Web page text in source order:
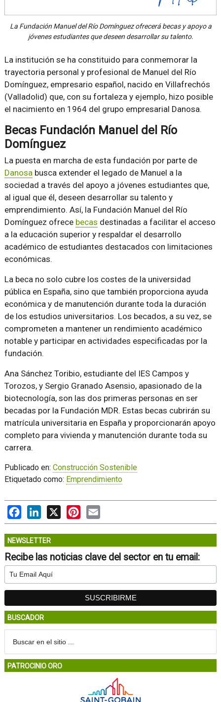
La Fundación Manuel del Río Domínguez ofrecerá becas y apoyo a
jóvenes estudiantes que deseen desarrollar su talento.
La institución se ha constituido para conmemorar la
trayectoria personal y profesional de Manuel del Río
Domínguez, empresario español, nacido en Villafrechós
(Valladolid) que, con su fortaleza y ejemplo, hizo posible
el nacimiento en 1964 del grupo empresarial Danosa.
Becas Fundación Manuel del Río
Domínguez
La puesta en marcha de esta fundación por parte de
Danosa busca extender el legado de Manuel a la
sociedad a través del apoyo a jóvenes estudiantes que,
al igual que él, deseen desarrollar su talento y
emprendimiento. Así, la Fundación Manuel del Río
Domínguez ofrece becas destinadas a facilitar el acceso
a la educación superior y respaldar el desarrollo
académico de estudiantes destacados con limitaciones
económicas.
La beca no solo cubre los costes de la universidad
pública en España, sino que también proporciona ayuda
económica y de manutención durante toda la duración
de los estudios universitarios. Los becados, a su vez, se
comprometen a mantener un rendimiento académico
notable y participar en actividades especificadas por la
fundación.
Ana Sánchez Toribio, estudiante del IES Campos y
Torozos, y Sergio Granado Asensio, apasionado de la
biotecnología, son las dos primeras personas en ser
becadas por la Fundación MDR. Estas becas cubrirán su
matrícula universitaria en España y proporcionarán apoyo
completo para vivienda y manutención durante toda su
carrera.
Publicado en: Construcción Sostenible
Etiquetado como: Emprendimiento
FacebookLinkedIn
X PinterestEmail
NEWSLETTER
Recibe las noticias clave del sector en tu email:
BUSCADOR
PATROCINIO ORO